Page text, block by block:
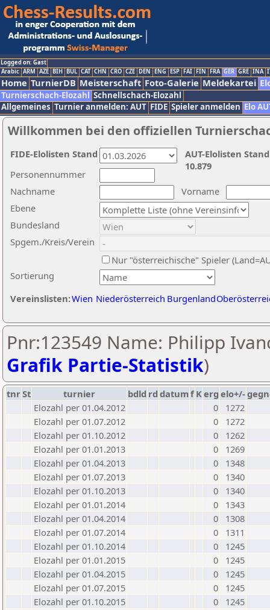
Logged on: Gast
Arabic ARM AZE BIH BUL CAT CHN CRO CZE DEN ENG ESP FAI FIN FRA GER GRE INA
Home TurnierDB Meisterschaft Foto-Galerie Meldekartei
Turnierschach-Elozahl Schnellschach-Elozahl
Allgemeines Turnier anmelden: AUT FIDE Spieler anmelden Elo
Willkommen bei den offiziellen
Nachname
Vorname
Ebene
Sortierung
Personennummer
Bundesland
Spgem./Kreis/Verein
Nur "österreichische" Spieler
Vereinslisten:Wien Niederösterreich Burgenland
AUT-Elolisten
10.879
FIDE-Elolisten Stand
Pnr:123549 Name: Philipp
Grafik Partie-Statistik)
tnrSt turnier bdld rd datumf Kerg elo+/-
Elozahl per 01.04.2012
0
1272
Elozahl per 01.07.2012
0
1272
Elozahl per 01.10.2012
0
1262
Elozahl per 01.01.2013
0
1269
Elozahl per 01.04.2013
0
1348
Elozahl per 01.07.2013
0
1340
Elozahl per 01.10.2013
0
1340
Elozahl per 01.01.2014
0
1343
Elozahl per 01.04.2014
0
1308
Elozahl per 01.07.2014
0
1311
Elozahl per 01.10.2014
0
1245
Elozahl per 01.01.2015
0
1245
Elozahl per 01.04.2015
0
1245
Elozahl per 01.07.2015
0
1245
Elozahl per 01.10.2015
0
1245